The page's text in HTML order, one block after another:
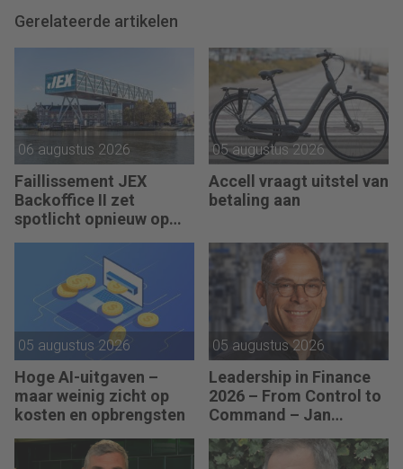
Gerelateerde artikelen
06 augustus 2026
Faillissement JEX
Backoffice II zet
spotlicht opnieuw op
JEX
05 augustus 2026
Accell vraagt uitstel van
betaling aan
05 augustus 2026
Hoge AI-uitgaven –
maar weinig zicht op
kosten en opbrengsten
05 augustus 2026
Leadership in Finance
2026 – From Control to
Command – Jan
Hendrik van Gilst (CFO
van The Protein